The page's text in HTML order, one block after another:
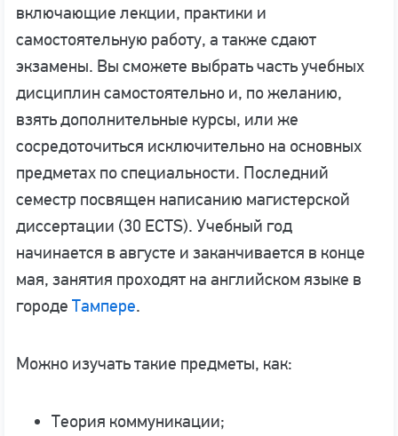
включающие лекции, практики и
самостоятельную работу, а также сдают
экзамены. Вы сможете выбрать часть учебных
дисциплин самостоятельно и, по желанию,
взять дополнительные курсы, или же
сосредоточиться исключительно на основных
предметах по специальности. Последний
семестр посвящен написанию магистерской
диссертации (30 ECTS). Учебный год
начинается в августе и заканчивается в конце
мая, занятия проходят на английском языке в
городе Тампере.
Можно изучать такие предметы, как:
Теория коммуникации;